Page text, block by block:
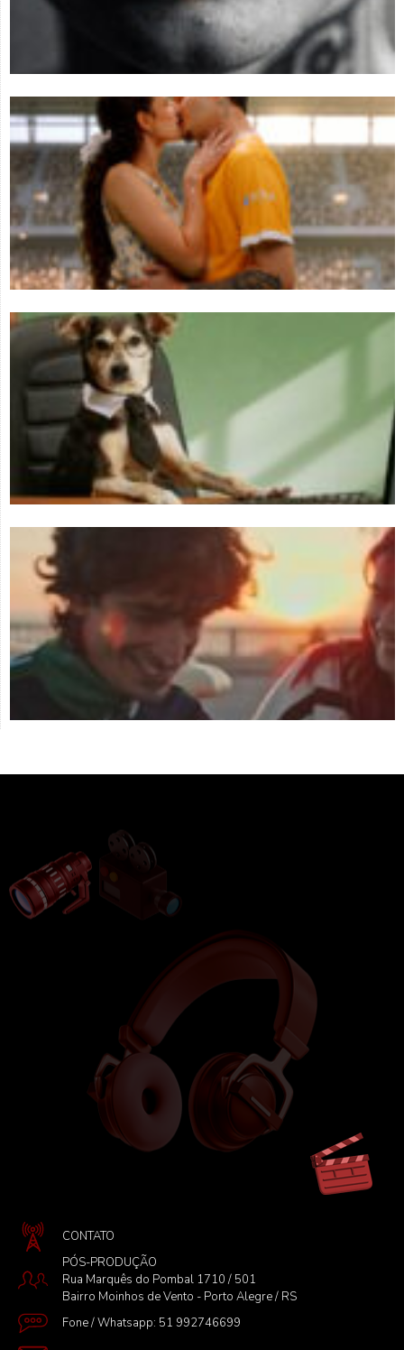
CONTATO
PÓS-PRODUÇÃO
Rua Marquês do Pombal 1710 / 501
Bairro Moinhos de Vento - Porto Alegre / RS
Fone / Whatsapp: 51 992746699